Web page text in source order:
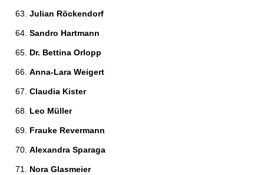
Julian Röckendorf
Sandro Hartmann
Dr. Bettina Orlopp
Anna-Lara Weigert
Claudia Kister
Leo Müller
Frauke Revermann
Alexandra Sparaga
Nora Glasmeier